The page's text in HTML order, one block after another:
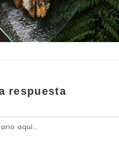
respuesta